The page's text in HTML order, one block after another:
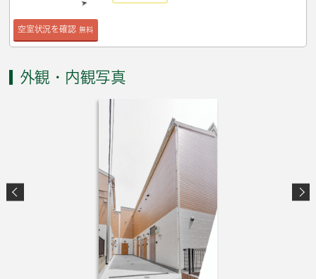
空室状況を確認 無料
外観・内観写真